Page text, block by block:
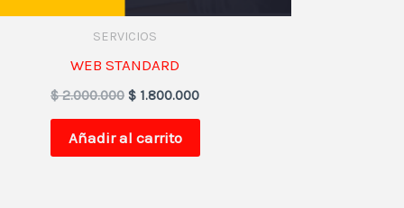
SERVICIOS
WEB STANDARD
$2.000.000 $ 1.800.000
Añadir al carrito